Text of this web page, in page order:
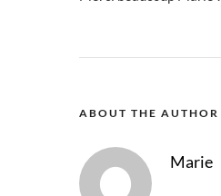
ABOUT THE AUTHOR
Marie